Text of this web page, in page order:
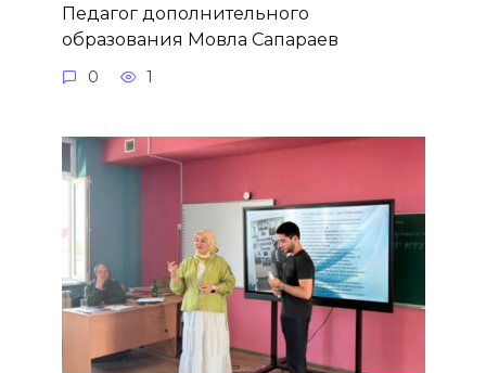
Педагог дополнительного
образования Мовла Сапараев
0 1